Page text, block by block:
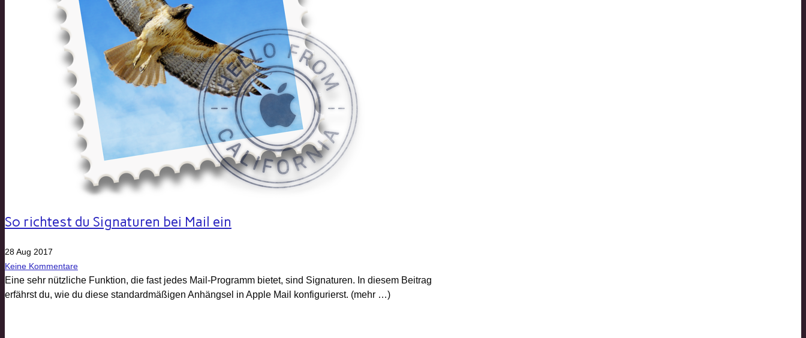
So richtest du Signaturen bei Mail ein
28 Aug 2017
Keine Kommentare
Eine sehr nützliche Funktion, die fast jedes Mail-Programm bietet, sind Signaturen. In diesem Beitrag
erfährst du, wie du diese standardmäßigen Anhängsel in Apple Mail konfigurierst. (mehr …)